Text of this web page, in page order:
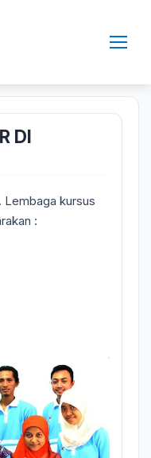
DI
kursus
: